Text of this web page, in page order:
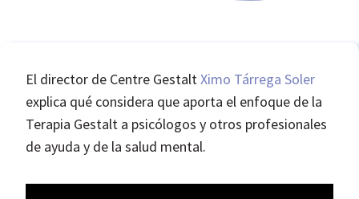
El director de Centre GestaltXimo Tárrega Soler
explica qué considera que aporta el enfoque de la
Terapia Gestalt a psicólogos y otros profesionales
de ayuda y de la salud mental.